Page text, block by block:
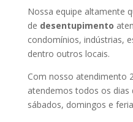
Nossa equipe altamente
de desentupimento
condomínios, indústrias,
dentro outros locais.
Com nosso atendimento
atendemos todos os dias
sábados, domingos e